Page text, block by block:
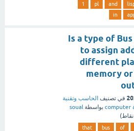
and
pl
1
in
Is a type of
to assign
different
memory
في تصنيف الحاسب وتقنية
بواسطة soual
نقاط)
of
bus
that